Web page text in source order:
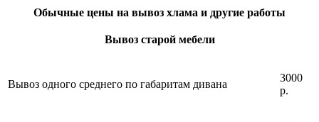
Обычные цены на вывоз хлама и другие работы
Вывоз старой мебели
Вывоз одного среднего по габаритам дивана
3000
р.